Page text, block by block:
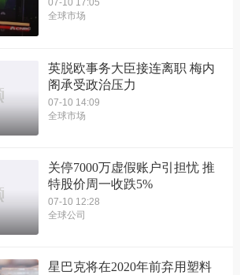
07-10 17:05
全球市场
英脱欧事务大臣接连离职 梅内
阁承受政治压力
07-10 14:09
全球市场
关停7000万虚假账户引担忧 推
特股价周一收跌5%
07-10 12:28
全球公司
星巴克将在2020年前弃用塑料